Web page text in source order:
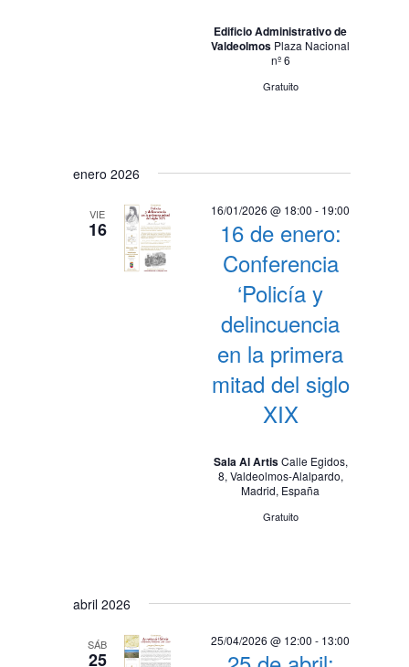
Edificio Administrativo de
Valdeolmos Plaza Nacional
nº 6
Gratuito
enero 2026
VIE
16
16 de enero:
Conferencia
‘Policía y
delincuencia
en la primera
mitad del siglo
XIX
16/01/2026 @ 18:00 - 19:00
Sala Al ArtisCalle Egidos,
8, Valdeolmos-Alalpardo,
Madrid, España
Gratuito
abril 2026
SÁB
25
25/04/2026 @ 12:00 - 13:00